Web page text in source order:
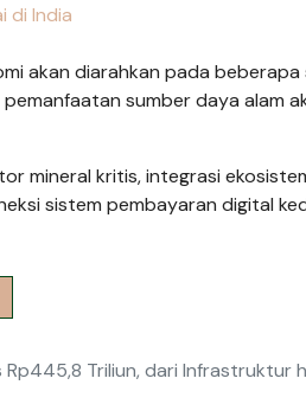
di India
akan diarahkan pada
sumber daya alam
mineral kritis, integrasi
sistem pembayaran digital
Rp445,8 Triliun, dari Infrastruktur